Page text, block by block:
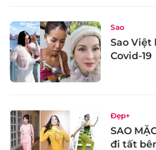
Sao
Sao Việt
Covid-19
Đẹp+
SAO
đi tất